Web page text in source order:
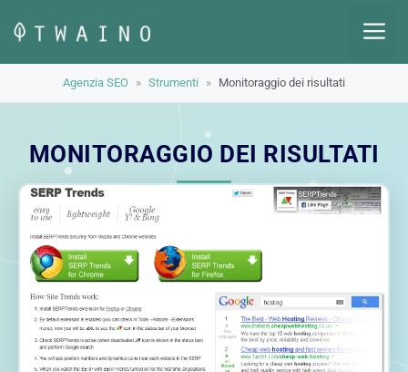
contenuto
Agenzia SEO » Strumenti » Monitoraggio dei risultati
MONITORAGGIO DEI RISULTATI